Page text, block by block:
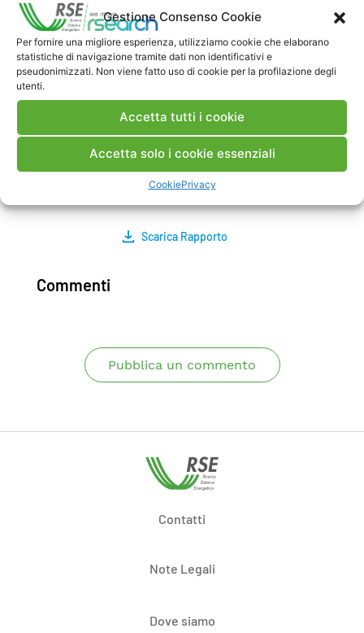
Gestione Consenso Cookie
Per fornire una migliore esperienza, utilizziamo cookie che elaborano
statistiche di navigazione tramite dati non identificativi e
pseudonimizzati. Non viene fatto uso di cookie per la profilazione degli
utenti.
Accetta tutti i cookie
Accetta solo i cookie essenziali
CookiePrivacy
mentre per i furgoni, è preponderante il
contributo dalla fase d’uso.
Quanto all’indicatore CLCC i veicoli elettrici, pur
essendo vantaggiosi dal punto di vista del
consumo di risorse, sono problematici per il
potrebbe rappresentare, nei prossimi anni, il
Scarica Rapporto
Commenti
Pubblica un commento
Contatti
Note Legali
Dove siamo